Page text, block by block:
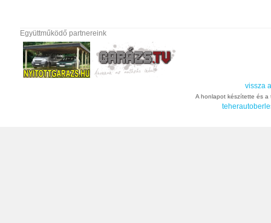
Együttműködő partnereink
vissza
A honlapot készítette és